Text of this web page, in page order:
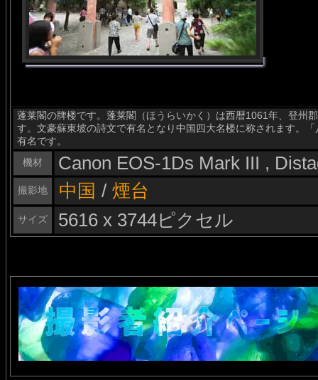
蓬莱閣の牌楼です。蓬莱閣（ほうらいかく）は西暦1061年、登州
す。文豪蘇東坡の詩文で有名となり中国四大名楼に称されます。
有名です。
機材
Canon EOS-1Ds Mark III ,
撮影地 中国 / 煙台
サイズ 5616 x 3744ピクセル